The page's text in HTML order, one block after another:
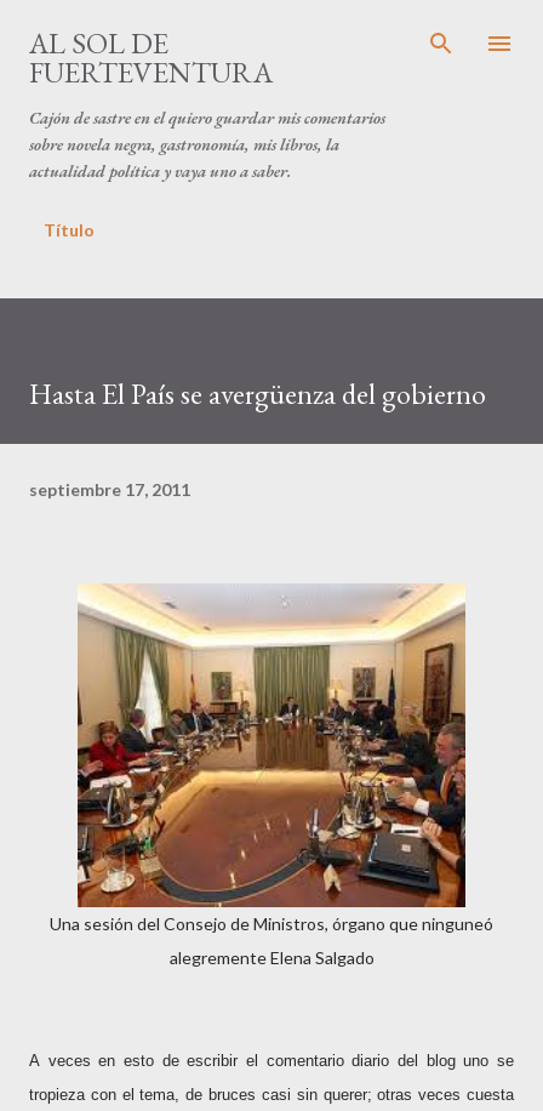
AL SOL DE
FUERTEVENTURA
Cajón de sastre en el quiero guardar mis comentarios
sobre novela negra, gastronomía, mis libros, la
actualidad política y vaya uno a saber.
Título
Hasta El País se avergüenza del gobierno
septiembre 17, 2011
Una sesión del Consejo de Ministros, órgano que ninguneó
alegremente Elena Salgado
A veces en esto de escribir el comentario diario del blog uno se
tropieza con el tema, de bruces casi sin querer; otras veces cuesta